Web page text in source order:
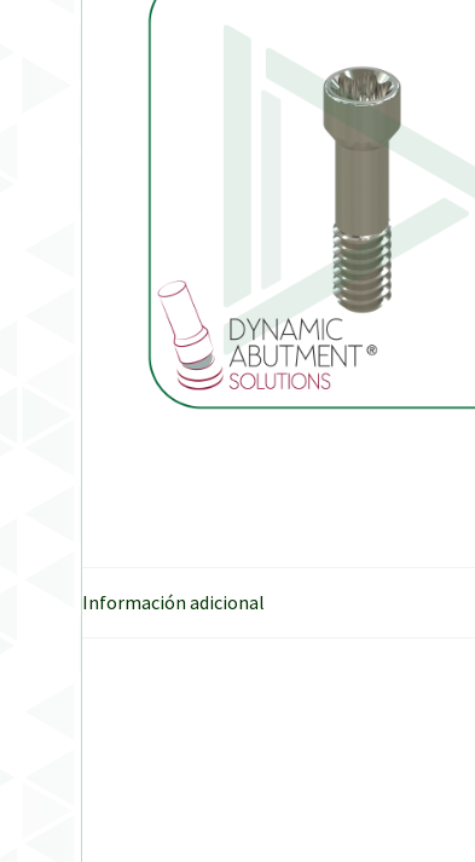
Información adicional